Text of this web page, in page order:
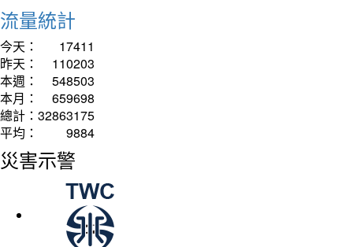
流量統計
今天：
17411
昨天：
110203
本週：
548503
本月：
659698
總計： 32863175
平均：
9884
災害示警